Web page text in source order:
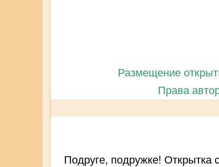
Размещение
Права
Подруге, подружке!